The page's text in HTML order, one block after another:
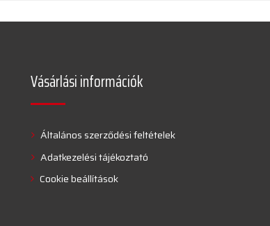
Vásárlási információk
Általános szerződési feltételek
Adatkezelési tájékoztató
Cookie beállítások